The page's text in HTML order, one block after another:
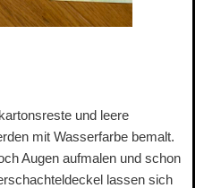
und leere
mit Wasserfarbe bemalt.
Augen aufmalen und schon
lassen sich